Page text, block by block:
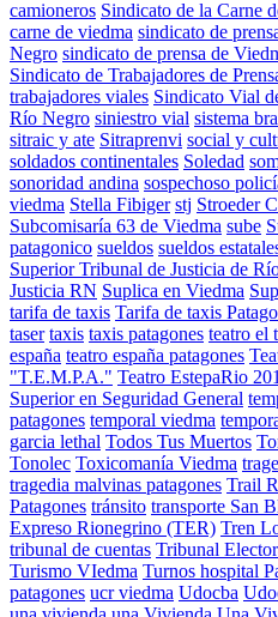
camioneros Sindicato de la Carne
carne de viedma sindicato de
Negro sindicato de prensa de
Sindicato de Trabajadores de
trabajadores viales Sindicato Vial
Río Negro siniestro vial sistema
sitraic y ate Sitraprenvi social y
soldados continentales Soledad
sonoridad andina sospechoso
viedma Stella Fibiger stj Stroeder
Subcomisaría 63 de Viedma sube
patagonico sueldos sueldos
Superior Tribunal de Justicia de
Justicia RN Suplica en Viedma
tarifa de taxis Tarifa de taxis
taser taxis taxis patagones teatro el
españa teatro españa patagones
"T.E.M.P.A." Teatro EstepaRio
Superior en Seguridad General
patagones temporal viedma
garcia lethal Todos Tus Muertos
Tonolec Toxicomanía Viedma
tragedia malvinas patagones Trail
Patagones tránsito transporte San
Expreso Rionegrino (TER) Tren
tribunal de cuentas Tribunal
Turismo VIedma Turnos hospital
patagones ucr viedma Udocba